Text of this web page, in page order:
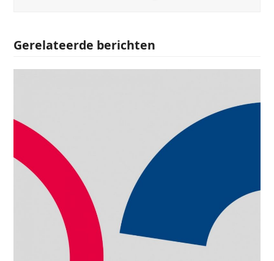
Gerelateerde berichten